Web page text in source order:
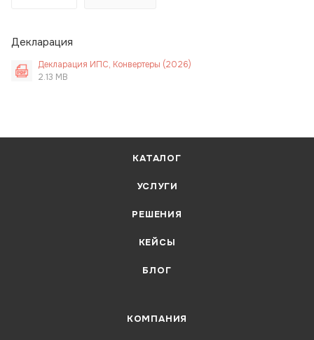
Декларация
Декларация ИПС, Конвертеры (2026)
2.13 MB
КАТАЛОГ
УСЛУГИ
РЕШЕНИЯ
КЕЙСЫ
БЛОГ
КОМПАНИЯ